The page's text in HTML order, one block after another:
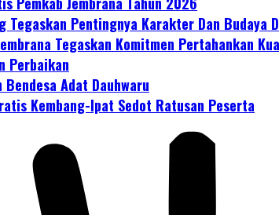
Pentingnya Karakter Dan Budaya
Tegaskan Komitmen Pertahankan
Perbaikan
Adat Dauhwaru
Kembang-Ipat Sedot Ratusan Peserta